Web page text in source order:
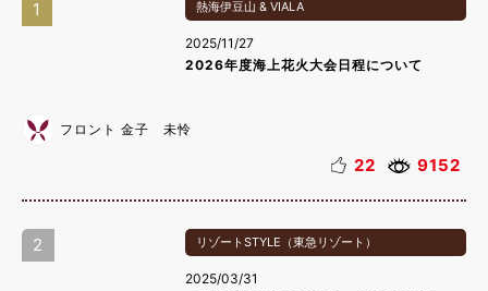
1 熱海伊豆山 & VIALA
2025/11/27
2026年度海上花火大会日程について
フロント 金子 未怜
22 9152
2 リゾートSTYLE（東急リゾート）
2025/03/31